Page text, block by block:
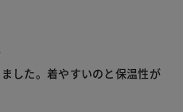
した。着やすいのと保温性が